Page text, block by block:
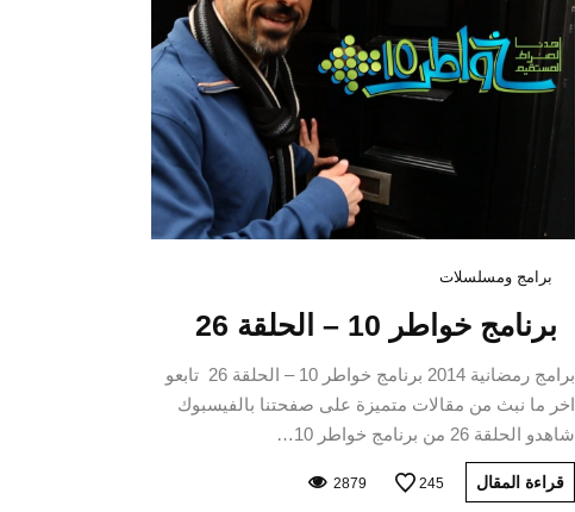
برامج ومسلسلات
برنامج خواطر 10 – الحلقة 26
برامج رمضانية 2014 برنامج خواطر 10 – الحلقة 26 تابعو
اخر ما نبث من مقالات متميزة على صفحتنا بالفيسبوك
شاهدو الحلقة 26 من برنامج خواطر 10…
قراءة المقال 245
2879